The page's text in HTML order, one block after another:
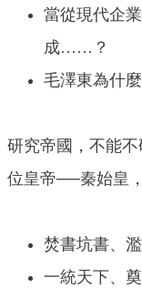
當從現代企
成……？
毛澤東為什
研究帝國，不能
位皇帝──秦始皇
焚書坑書、
一統天下、